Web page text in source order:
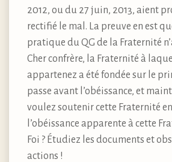
2012, ou du 27 juin, 2013, aient
rectifié le mal. La preuve en est
pratique du QG de la Fraternité
Cher confrère, la Fraternité à
appartenez a été fondée sur le
passe avant l’obéissance, et
voulez soutenir cette Fraternité
l’obéissance apparente à cette
Foi ? Étudiez les documents et
actions !